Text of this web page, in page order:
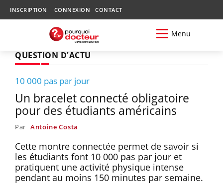
INSCRIPTION CONNEXION CONTACT
Menu
QUESTION D'ACTU
10 000 pas par jour
Un bracelet connecté obligatoire
pour des étudiants américains
Par Antoine Costa
Cette montre connectée permet de savoir si
les étudiants font 10 000 pas par jour et
pratiquent une activité physique intense
pendant au moins 150 minutes par semaine.